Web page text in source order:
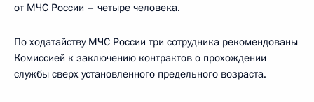
от МЧС России – четыре человека.
По ходатайству МЧС России три сотрудника рекомендованы
Комиссией к заключению контрактов о прохождении
службы сверх установленного предельного возраста.